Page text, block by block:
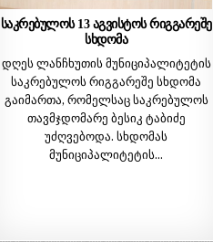
საკრებულოს 13 აგვისტოს რიგგარეშე
სხდომა
დღეს ლანჩხუთის მუნიციპალიტეტის
საკრებულოს რიგგარეშე სხდომა
გაიმართა, რომელსაც საკრებულოს
თავმჯდომარე ბესიკ ტაბიძე
უძღვებოდა. სხდომას
მუნიციპალიტეტის…